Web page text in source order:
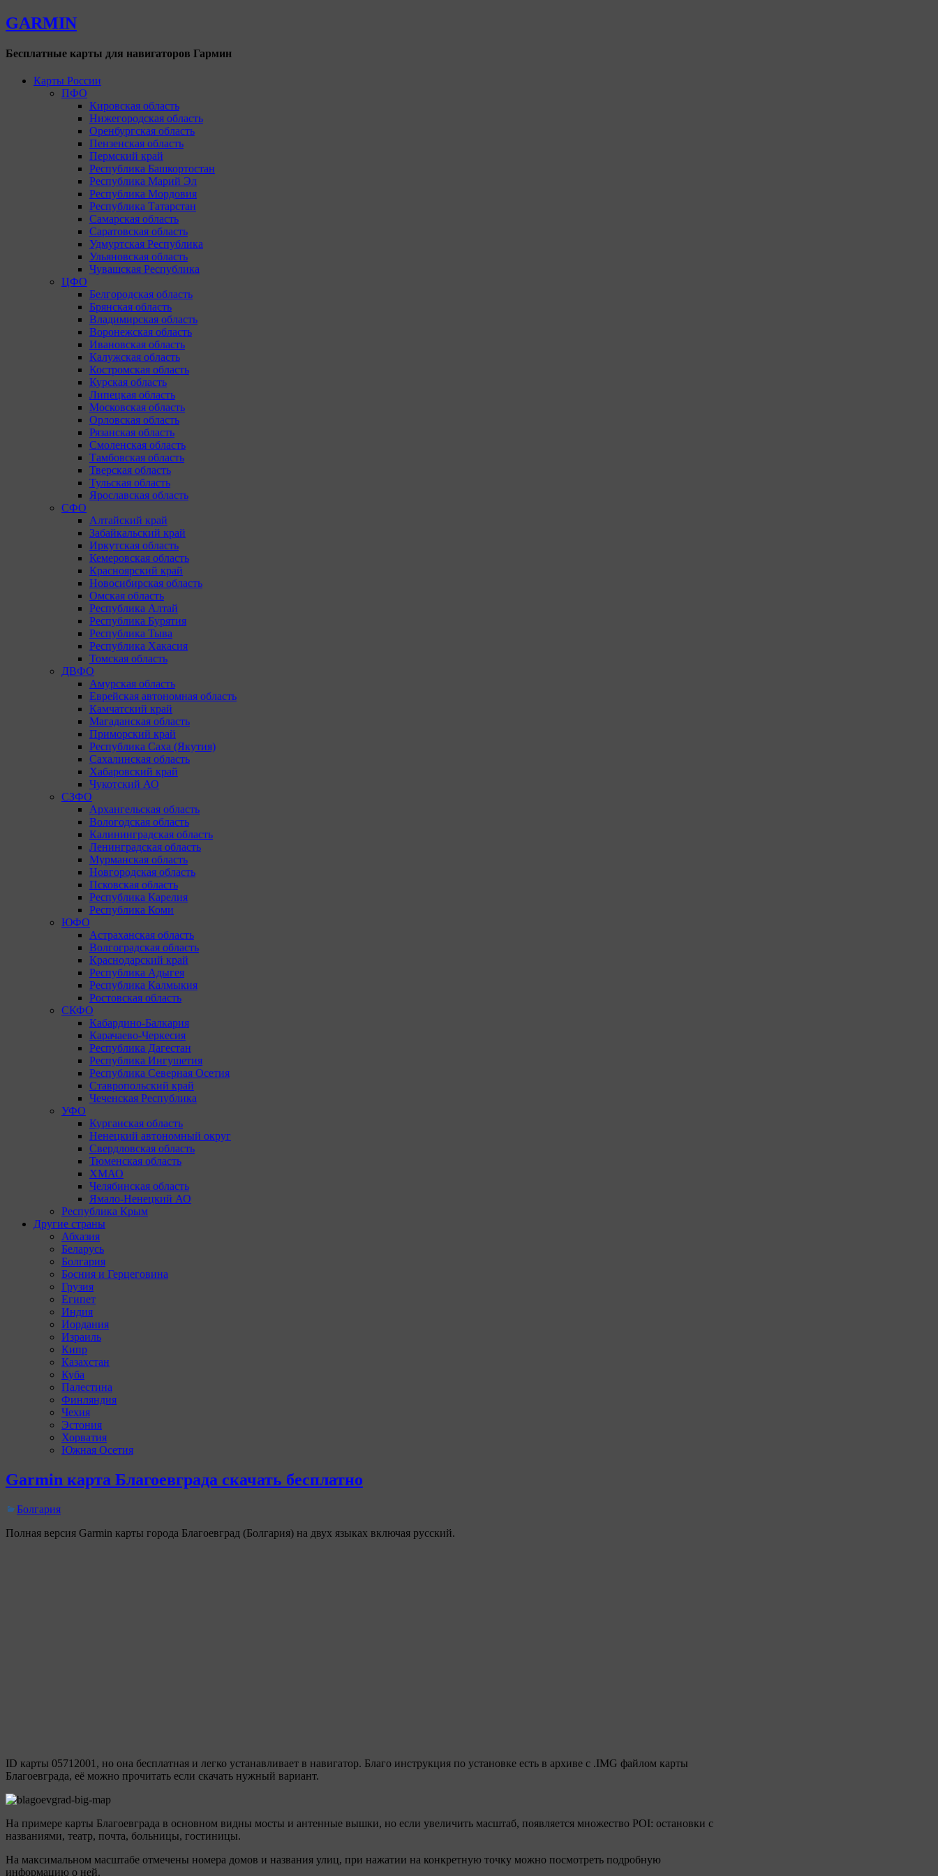
GARMIN
Бесплатные карты для навигаторов Гармин
Карты России
ПФО
Кировская область
Нижегородская область
Оренбургская область
Пензенская область
Пермский край
Республика Башкортостан
Республика Марий Эл
Республика Мордовия
Республика Татарстан
Самарская область
Саратовская область
Удмуртская Республика
Ульяновская область
Чувашская Республика
ЦФО
Белгородская область
Брянская область
Владимирская область
Воронежская область
Ивановская область
Калужская область
Костромская область
Курская область
Липецкая область
Московская область
Орловская область
Рязанская область
Смоленская область
Тамбовская область
Тверская область
Тульская область
Ярославская область
СФО
Алтайский край
Забайкальский край
Иркутская область
Кемеровская область
Красноярский край
Новосибирская область
Омская область
Республика Алтай
Республика Бурятия
Республика Тыва
Республика Хакасия
Томская область
ДВФО
Амурская область
Еврейская автономная область
Камчатский край
Магаданская область
Приморский край
Республика Саха (Якутия)
Сахалинская область
Хабаровский край
Чукотский АО
СЗФО
Архангельская область
Вологодская область
Калининградская область
Ленинградская область
Мурманская область
Новгородская область
Псковская область
Республика Карелия
Республика Коми
ЮФО
Астраханская область
Волгоградская область
Краснодарский край
Республика Адыгея
Республика Калмыкия
Ростовская область
СКФО
Кабардино-Балкария
Карачаево-Черкесия
Республика Дагестан
Республика Ингушетия
Республика Северная Осетия
Ставропольский край
Чеченская Республика
УФО
Курганская область
Ненецкий автономный округ
Свердловская область
Тюменская область
ХМАО
Челябинская область
Ямало-Ненецкий АО
Республика Крым
Другие страны
Абхазия
Беларусь
Болгария
Босния и Герцеговина
Грузия
Египет
Индия
Иордания
Израиль
Кипр
Казахстан
Куба
Палестина
Финляндия
Чехия
Эстония
Хорватия
Южная Осетия
Garmin карта Благоевграда скачать бесплатно
Болгария
Полная версия Garmin карты города Благоевград (Болгария) на двух языках включая русский.
ID карты 05712001, но она бесплатная и легко устанавливает в навигатор. Благо инструкция по установке есть в архиве с .IMG файлом карты
Благоевграда, её можно прочитать если скачать нужный вариант.
На примере карты Благоевграда в основном видны мосты и антенные вышки, но если увеличить масштаб, появляется множество POI: остановки с
названиями, театр, почта, больницы, гостиницы.
На максимальном масштабе отмечены номера домов и названия улиц, при нажатии на конкретную точку можно посмотреть подробную
информацию о ней.